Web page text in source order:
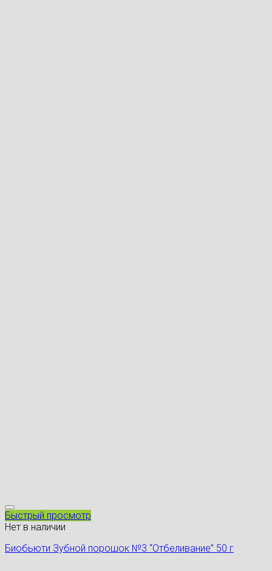
Быстрый просмотр
Нет в наличии
Биобьюти Зубной порошок №3 “Отбеливание” 50 г